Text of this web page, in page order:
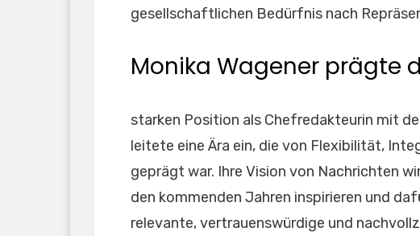
gesellschaftlichen Bedürfnis nach
Monika Wagener prägte
starken Position als Chefredakteurin mit
leitete eine Ära ein, die von Flexibilität,
geprägt war. Ihre Vision von Nachrichten
den kommenden Jahren inspirieren und
relevante, vertrauenswürdige und